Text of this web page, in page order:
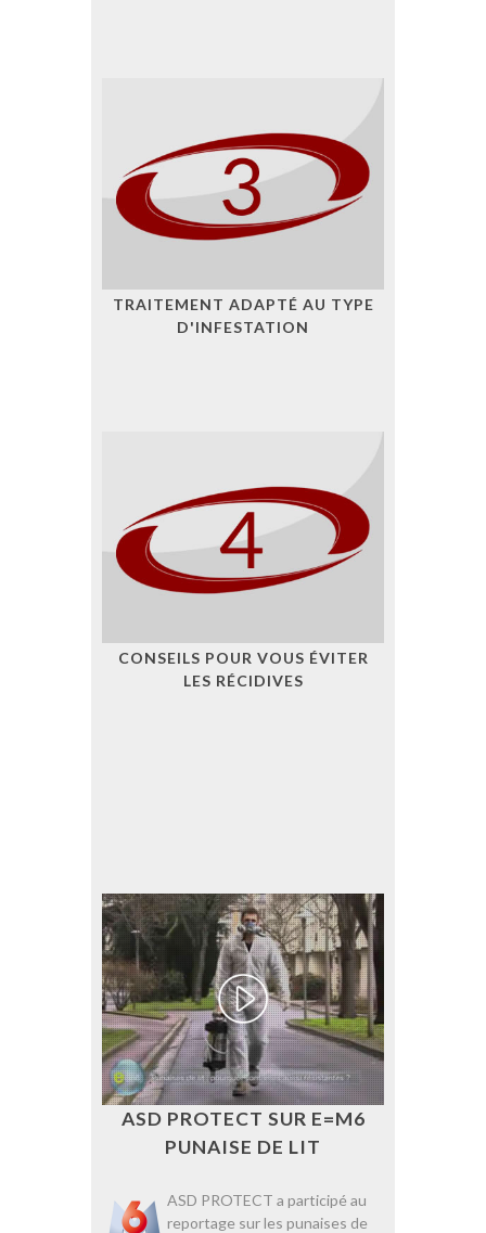
TRAITEMENT ADAPTÉ AU TYPE
D'INFESTATION
CONSEILS POUR VOUS ÉVITER
LES RÉCIDIVES
ASD PROTECT SUR E=M6
PUNAISE DE LIT
ASD PROTECT a participé au
reportage sur les punaises de